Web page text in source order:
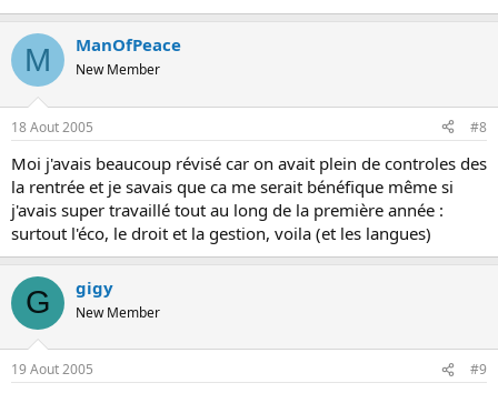
M ManOfPeace
New Member
18 Aout 2005 #8
Moi j'avais beaucoup révisé car on avait plein de controles des
la rentrée et je savais que ca me serait bénéfique même si
j'avais super travaillé tout au long de la première année :
surtout l'éco, le droit et la gestion, voila (et les langues)
G gigy
New Member
19 Aout 2005 #9